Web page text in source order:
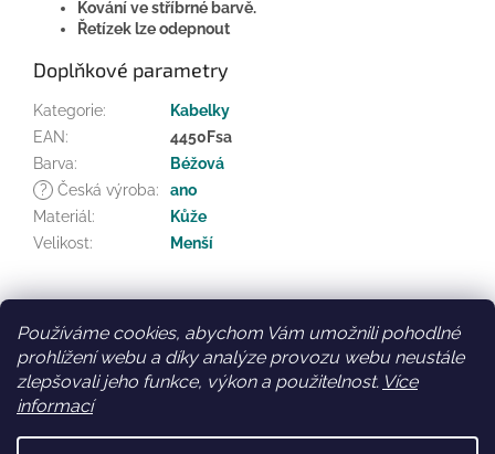
Používáme cookies, abychom Vám umožnili pohodlné
prohlížení webu a díky analýze provozu webu neustále
zlepšovali jeho funkce, výkon a použitelnost. Více
informací
Kování ve stříbrné barvě.
Řetízek lze odepnout
Doplňkové parametry
Kategorie:
Kabelky
EAN:
4450Fsa
Barva:
Béžová
?
Česká výroba:
ano
Materiál :
Kůže
Velikost: Menší
Z
Facebook Věrnostní slevy